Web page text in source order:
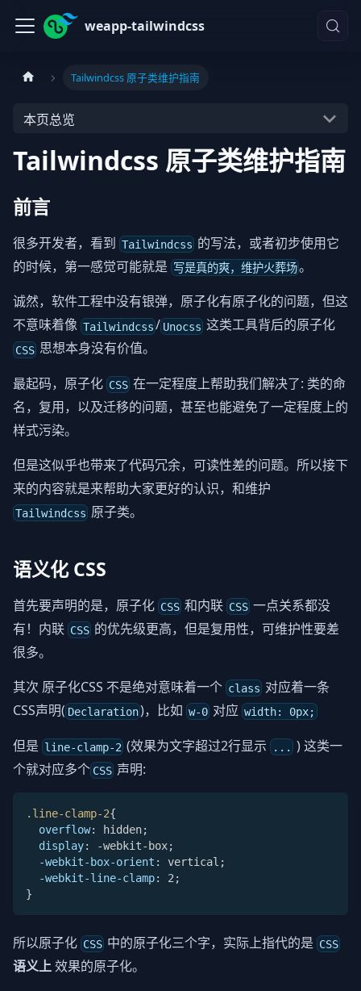
weapp-tailwindcss
Tailwindcss 原子类维护指南
本页总览
Tailwindcss 原子类维护指南
前言
很多开发者，看到 Tailwindcss 的写法，或者初步使用它
的时候，第一感觉可能就是 写是真的爽，维护火葬场。
诚然，软件工程中没有银弹，原子化有原子化的问题，但这
不意味着像 Tailwindcss/ Unocss 这类工具背后的原子化
CSS 思想本身没有价值。
最起码，原子化 CSS 在一定程度上帮助我们解决了: 类的命
名，复用，以及迁移的问题，甚至也能避免了一定程度上的
样式污染。
但是这似乎也带来了代码冗余，可读性差的问题。所以接下
来的内容就是来帮助大家更好的认识，和维护
Tailwindcss 原子类。
语义化 CSS
首先要声明的是，原子化 CSS 和内联 CSS 一点关系都没
有！内联 CSS 的优先级更高，但是复用性，可维护性要差
很多。
其次 原子化CSS 不是绝对意味着一个 class 对应着一条
CSS声明( Declaration)，比如w-0 对应width: 0px;
但是 line-clamp-2 (效果为文字超过2行显示 ... ) 这类一
个就对应多个 CSS 声明:
.line-clamp-2{
overflow: hidden;
display: -webkit-box;
-webkit-box-orient : vertical ;
-webkit-line-clamp: 2 ;
}
所以原子化 CSS 中的原子化三个字，实际上指代的是 CSS
语义上 效果的原子化。